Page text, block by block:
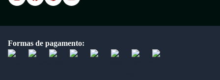
Formas de pagamento: